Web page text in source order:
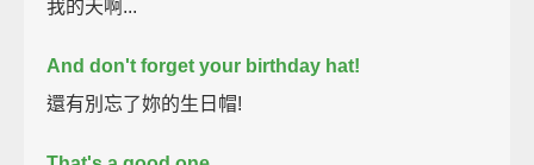
我的天啊...
And don't forget your birthday hat!
還有別忘了妳的生日帽!